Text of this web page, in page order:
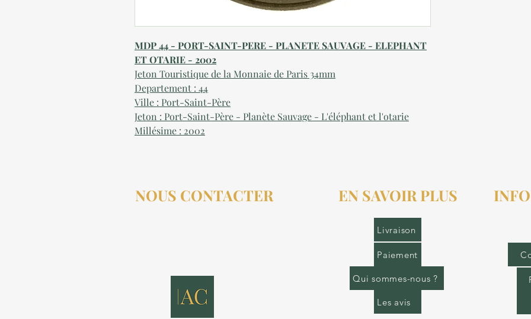
MDP 44 - PORT-SAINT-PERE - PLANETE SAUVAGE - ELEPHANT
ET OTARIE - 2002
Jeton Touristique de la Monnaie de Paris 34mm
Departement : 44
Ville : Port-Saint-Père
Jeton : Port-Saint-Père - Planète Sauvage - L'éléphant et l'otarie
Millésime : 2002
NOUS CONTACTER EN SAVOIR PLUS
Livraison
Paiement
Qui sommes-nous ?
Les avis